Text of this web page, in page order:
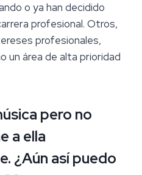
o ya han decidido
profesional. Otros,
profesionales,
un área de alta prioridad
pero no
a ella
¿Aún así puedo